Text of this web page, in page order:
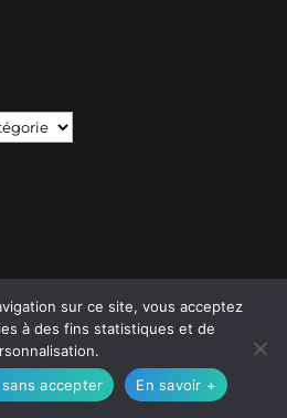
-Les Entreprises Locales-
RGPD – Protection de la vie
des cookies
sur ce site, vous acceptez
à des fins statistiques et de
accepter En savoir +